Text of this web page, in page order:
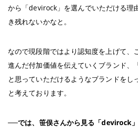
から「devirock」を選んでいただける理
き残れないかなと。
なので現段階ではより認知度を上げて、
進んだ付加価値を伝えていくブランド、
と思っていただけるようなブランドをし
と考えております。
──では、笹俣さんから見る「devirock